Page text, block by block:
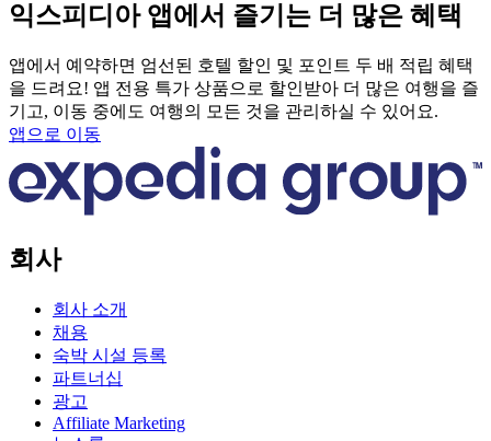
익스피디아 앱에서 즐기는 더 많은 혜택
앱에서 예약하면 엄선된 호텔 할인 및 포인트 두 배 적립 혜택
을 드려요! 앱 전용 특가 상품으로 할인받아 더 많은 여행을 즐
기고, 이동 중에도 여행의 모든 것을 관리하실 수 있어요.
앱으로 이동
회사
회사 소개
채용
숙박 시설 등록
파트너십
광고
Affiliate Marketing